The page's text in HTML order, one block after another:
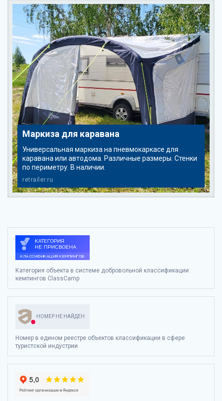
Маркиза для каравана
Универсальная маркиза на пневмокаркасе для
каравана или автодома. Различные размеры. Стенки
по периметру. В наличии.
retrailer.ru
Категория объекта в системе добровольной классификации
кемпингов ClassCamp
НОМЕР НЕ НАЙДЕН
Номер в едином реестре объектов классификации в сфере
туристской индустрии